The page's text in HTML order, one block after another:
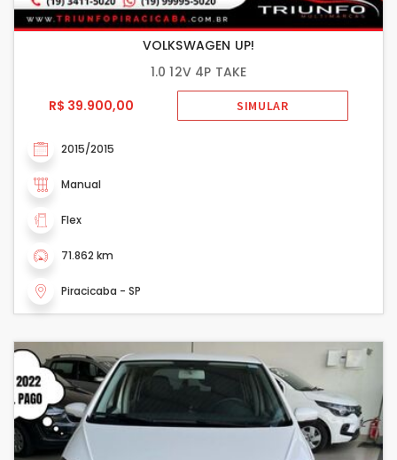
VOLKSWAGEN UP!
1.0 12V 4P TAKE
R$ 39.900,00
SIMULAR
2015/2015
Manual
Flex
71.862 km
Piracicaba - SP